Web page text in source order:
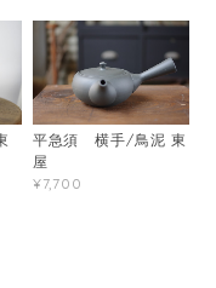
平急須 横手/鳥泥 東
屋
¥7,700